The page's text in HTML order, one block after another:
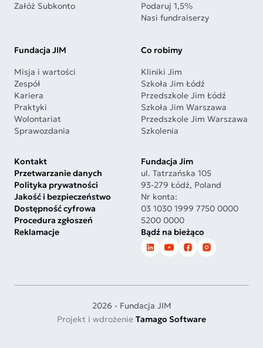
Załóż Subkonto
Podaruj 1,5%
Nasi fundraiserzy
Fundacja JIM
Misja i wartości
Zespół
Kariera
Praktyki
Wolontariat
Sprawozdania
Co robimy
Kliniki Jim
Szkoła Jim Łódź
Przedszkole Jim Łódź
Szkoła Jim Warszawa
Przedszkole Jim Warszawa
Szkolenia
Kontakt
Przetwarzanie danych
Polityka prywatności
Jakość i bezpieczeństwo
Dostępność cyfrowa
Procedura zgłoszeń
Reklamacje
Fundacja Jim
ul. Tatrzańska 105
93-279 Łódź, Poland
Nr konta:
03 1030 1999 7750 0000
5200 0000
Bądź na bieżąco
2026 - Fundacja JIM
Projekt i wdrożenie Tamago Software